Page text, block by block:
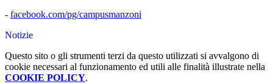
- facebook.com/pg/campusmanzoni
Notizie
Questo sito o gli strumenti terzi da questo utilizzati si avvalgono di
cookie necessari al funzionamento ed utili alle finalità illustrate nella
COOKIE POLICY.